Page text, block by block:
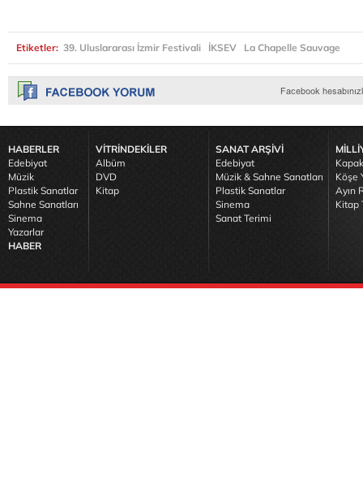
Etiketler: 39. Uluslararası İzmir Festivali İKSEV La Chapelle Sauvage
HABERLER
Edebiyat
Müzik
Plastik Sanatlar
Sahne Sanatları
Sinema
Yazarlar
HABER
VİTRİNDEKİLER
Albüm
DVD
Kitap
SANAT ARŞİVİ
Edebiyat
Müzik & Sahne Sanatları
Plastik Sanatlar
Sinema
Sanat Terimi
Köşe
Ayın
Kitap